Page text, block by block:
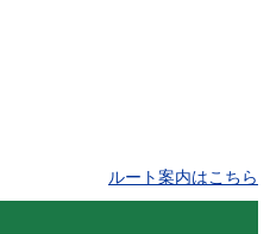
ルート案内はこちら